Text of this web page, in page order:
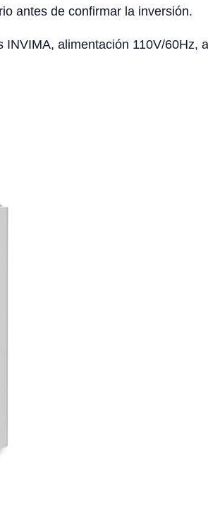
antes de confirmar la inversión.
alimentación 110V/60Hz,